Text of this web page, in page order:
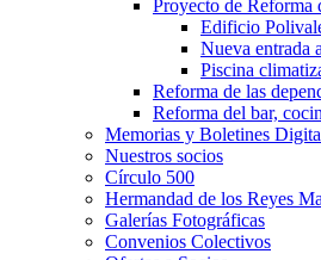
Proyecto de Reforma
Edificio
Nueva entrada
Piscina
Reforma de las
Reforma del bar,
Memorias y Boletines
Nuestros socios
Círculo 500
Hermandad de los Reyes
Galerías Fotográficas
Convenios Colectivos